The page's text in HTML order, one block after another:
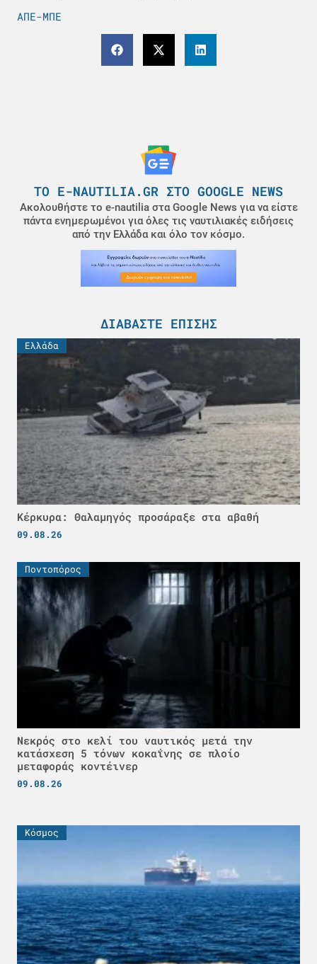
ΑΠΕ-ΜΠΕ
ΤΟ E-NAUTILIA.GR ΣΤΟ GOOGLE NEWS
Ακολουθήστε το e-nautilia στα Google News για να είστε
πάντα ενημερωμένοι για όλες τις ναυτιλιακές ειδήσεις
από την Ελλάδα και όλο τον κόσμο.
ΔΙΑΒΆΣΤΕ ΕΠΊΣΗΣ
Ελλάδα
Κέρκυρα: Θαλαμηγός προσάραξε στα αβαθή
09.08.26
Ποντοπόρος
Νεκρός στο κελί του ναυτικός μετά την
κατάσχεση 5 τόνων κοκαΐνης σε πλοίο
μεταφοράς κοντέινερ
09.08.26
Κόσμος